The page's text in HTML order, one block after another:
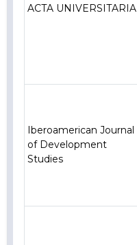
ACTA UNIVERSITARIA
Iberoamerican Journal
of Development
Studies